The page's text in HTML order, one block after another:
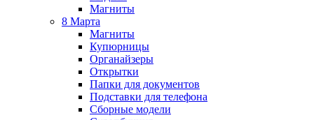
Магниты
8 Марта
Магниты
Купюрницы
Органайзеры
Открытки
Папки для документов
Подставки для телефона
Сборные модели